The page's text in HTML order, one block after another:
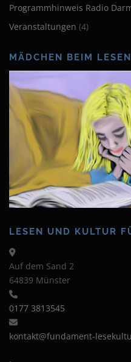
Programmhinweis Radio
Veranstaltungen (4)
MÄDCHEN BEIM
LESEN UND KULTUR
Auf dem Sand 2
64839 Münster
0177 3813545
kontakt@fundament-